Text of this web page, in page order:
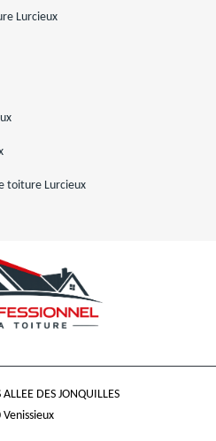
Lurcieux
toiture Lurcieux
DES JONQUILLES